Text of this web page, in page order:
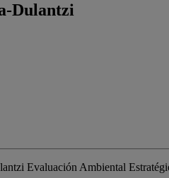
Dulantzi
Evaluación Ambiental